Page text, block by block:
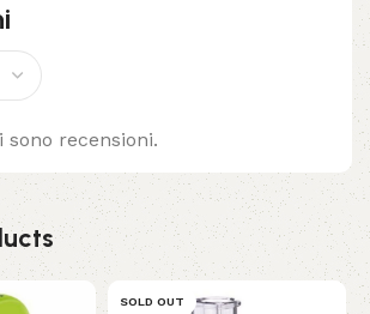
sono recensioni.
SOLD OUT